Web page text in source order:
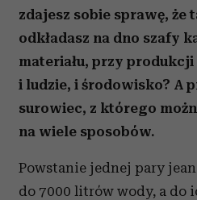
zdajesz sobie sprawę, że
odkładasz na dno szafy
materiału, przy
i ludzie, i środowisko? A
surowiec, z którego
na wiele sposobów.
Powstanie jednej pary
do 7000 litrów wody, a do